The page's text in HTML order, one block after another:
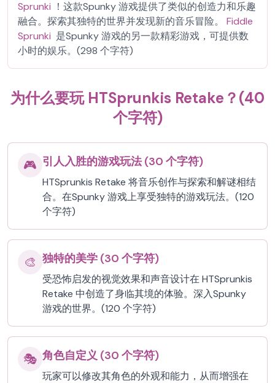
Sprunki ！这款Spunky 游戏提供了类似的创造力和乐趣
融合。探索其独特的世界并发现新的音乐冒险。
Fiddle
Sprunki 是Spunky 游戏的另一款精彩游戏，可提供数
小时的娱乐。(298 个字符)
为什么要玩 HTSprunkis Retake？(40
个字符)
🎮 引人入胜的游戏玩法 (30 个字符)
HTSprunkis Retake 将音乐创作与探索和解谜相结
合。在Spunky 游戏上享受独特的游戏玩法。(120
个字符)
🎨 独特的美学 (30 个字符)
受恐怖启发的视觉效果和声音设计在 HTSprunkis
Retake 中创造了身临其境的体验。深入Spunky
游戏的世界。(120 个字符)
🎭 角色自定义 (30 个字符)
玩家可以修改其角色的外观和能力，从而增强在